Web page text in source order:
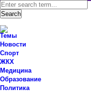
Темы
Новости
Спорт
ЖКХ
Медицина
Образование
Политика